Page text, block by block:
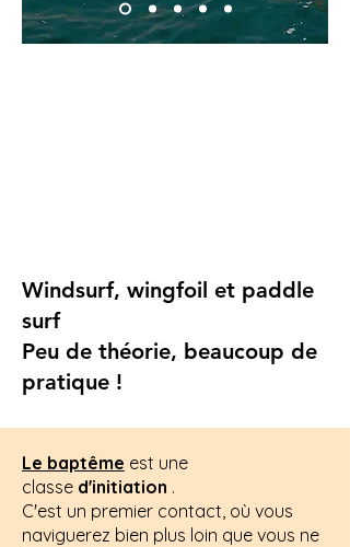
Windsurf, wingfoil et paddle
surf
Peu de théorie, beaucoup de
pratique !
Le baptême est une
classe d'initiation .
C'est un premier contact, où vous
naviguerez bien plus loin que vous ne